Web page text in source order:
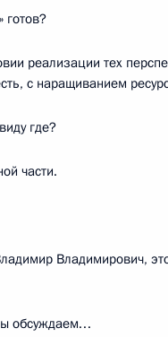
готов?
реализации тех
с наращиванием
где?
части.
Владимирович,
обсуждаем…